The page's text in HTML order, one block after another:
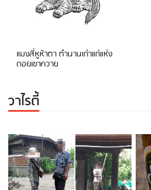
แมงสี่หูห้าตา ตำนานเก่าแก่แห่ง
ดอยเขาควาย
วาไรตี้